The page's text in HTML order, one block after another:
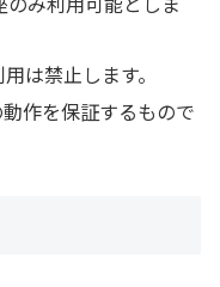
は禁止します。
作を保証するもので